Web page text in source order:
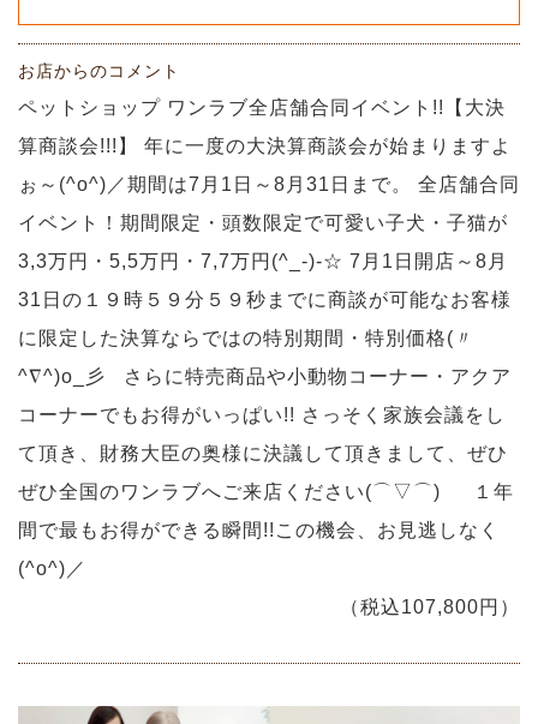
お店からのコメント
ペットショップ ワンラブ全店舗合同イベント!!【大決
算商談会!!!】 年に一度の大決算商談会が始まりますよ
ぉ～(^o^)／期間は7月1日～8月31日まで。 全店舗合同
イベント！期間限定・頭数限定で可愛い子犬・子猫が
3,3万円・5,5万円・7,7万円(^_-)-☆ 7月1日開店～8月
31日の１９時５９分５９秒までに商談が可能なお客様
に限定した決算ならではの特別期間・特別価格(〃
^∇^)o_彡 さらに特売商品や小動物コーナー・アクア
コーナーでもお得がいっぱい!! さっそく家族会議をし
て頂き、財務大臣の奥様に決議して頂きまして、ぜひ
ぜひ全国のワンラブへご来店ください(⌒▽⌒)ゞ １年
間で最もお得ができる瞬間!!この機会、お見逃しなく
(^o^)／
（税込107,800円）